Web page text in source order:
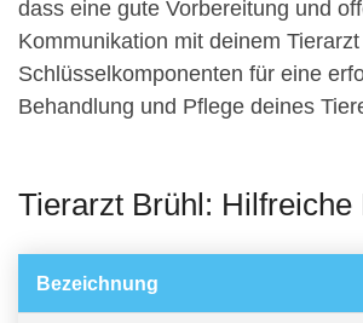
dass eine gute Vorbereitung und
Kommunikation mit deinem Tierarzt
Schlüsselkomponenten für eine
Behandlung und Pflege deines
Tierarzt Brühl: Hilfreiche
Bezeichnung